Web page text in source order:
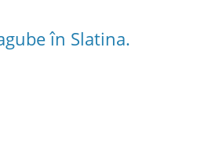
în Slatina.